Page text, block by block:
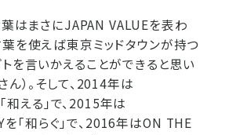
はまさにJAPAN VALUEを表わ
葉を使えば東京ミッドタウンが持つ
を言いかえることができると思い
ん）。そして、2014年は
和える」で、2015年は
「和らぐ」で、2016年はON THE